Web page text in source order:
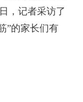
，记者采访了
”的家长们有